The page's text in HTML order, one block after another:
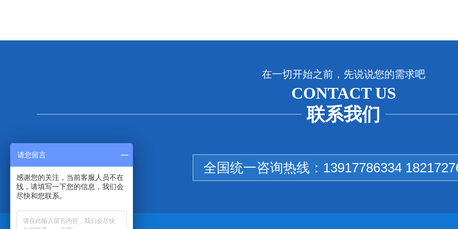
在一切开始之前，先说说您的需求吧
CONTACT US
联系我们
全国统一咨询热线： 13917786334
请您留言
感谢您的关注，当前客服人员不在
线，请填写一下您的信息，我们会
尽快和您联系。